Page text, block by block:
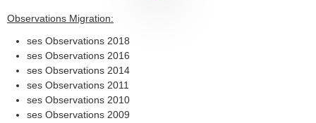
Observations Migration:
ses Observations 2018
ses Observations 2016
ses Observations 2014
ses Observations 2011
ses Observations 2010
ses Observations 2009